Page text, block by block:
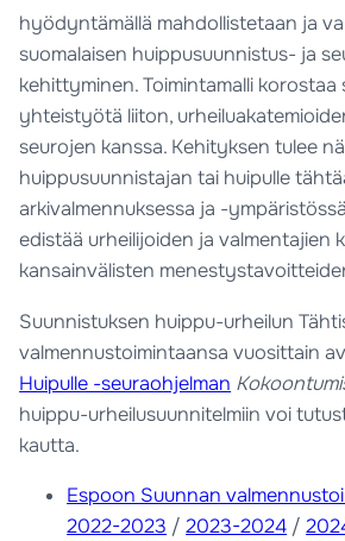
hyödyntämällä mahdollistetaan ja
suomalaisen huippusuunnistus- ja
kehittyminen. Toimintamalli korostaa
yhteistyötä liiton,
seurojen kanssa. Kehityksen tulee
huippusuunnistajan tai huipulle
arkivalmennuksessa ja -
edistää urheilijoiden ja valmentajien
kansainvälisten
Suunnistuksen huippu-urheilun
valmennustoimintaansa vuosittain
Huipulle -seuraohjelman
huippu-urheilusuunnitelmiin voi
kautta.
Espoon Suunnan
2022-2023 /2023-2024 /